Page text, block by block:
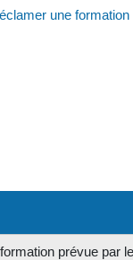
une
prévue par